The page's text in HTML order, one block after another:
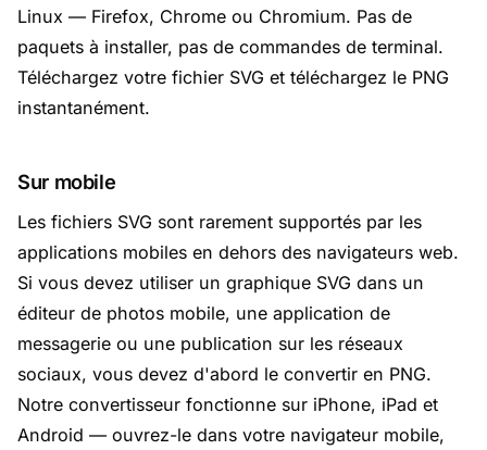
Linux — Firefox, Chrome ou Chromium. Pas de
paquets à installer, pas de commandes de terminal.
Téléchargez votre fichier SVG et téléchargez le PNG
instantanément.
Sur mobile
Les fichiers SVG sont rarement supportés par les
applications mobiles en dehors des navigateurs web.
Si vous devez utiliser un graphique SVG dans un
éditeur de photos mobile, une application de
messagerie ou une publication sur les réseaux
sociaux, vous devez d'abord le convertir en PNG.
Notre convertisseur fonctionne sur iPhone, iPad et
Android — ouvrez-le dans votre navigateur mobile,